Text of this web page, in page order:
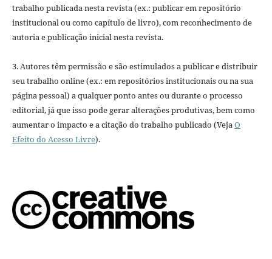
trabalho publicada nesta revista (ex.: publicar em repositório
institucional ou como capítulo de livro), com reconhecimento de
autoria e publicação inicial nesta revista.
3. Autores têm permissão e são estimulados a publicar e distribuir
seu trabalho online (ex.: em repositórios institucionais ou na sua
página pessoal) a qualquer ponto antes ou durante o processo
editorial, já que isso pode gerar alterações produtivas, bem como
aumentar o impacto e a citação do trabalho publicado (VejaO
Efeito do Acesso Livre).